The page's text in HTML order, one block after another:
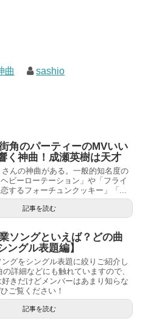
曲 sashio
角のパーティーのMVいい
く神曲！成瀬英樹は天才
んの神曲がある。一般的知名度の
ビーローテーション」や「フライ
するフォーチュンクッキー」「...
記事を読む
ソングといえば？どの曲
ングル表題編】
グをシングル表題に絞りご紹介し
詳細などにも触れていますので、
きだけどメンバーはあまり知らな
ご覧ください！
記事を読む